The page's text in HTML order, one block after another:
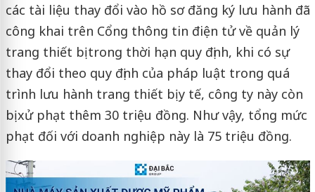
các tài liệu thay đổi vào hồ sơ đăng ký lưu hành đã
công khai trên Cổng thông tin điện tử về quản lý
trang thiết bị trong thời hạn quy định, khi có sự
thay đổi theo quy định của pháp luật trong quá
trình lưu hành trang thiết bị y tế, công ty này còn
bị xử phạt thêm 30 triệu đồng. Như vậy, tổng mức
phạt đối với doanh nghiệp này là 75 triệu đồng.